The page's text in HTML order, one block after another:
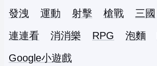
發洩
運動 射擊 槍戰 三國
連連看
消消樂 RPG 泡麵
Google小遊戲